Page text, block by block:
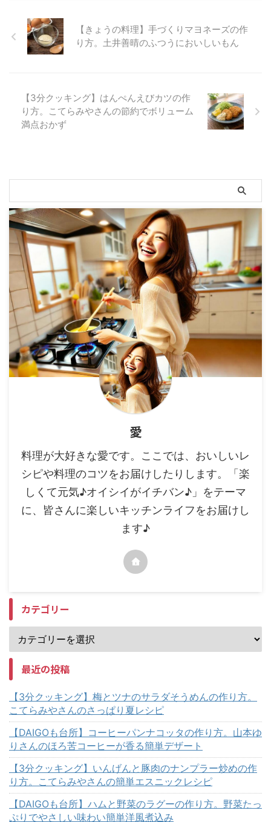
【きょうの料理】手づくりマヨネーズの作
り方。土井善晴のふつうにおいしいもん
【3分クッキング】はんぺんえびカツの作
り方。こてらみやさんの節約でボリューム
満点おかず
愛
料理が大好きな愛です。ここでは、おいしいレ
シピや料理のコツをお届けしたりします。「楽
しくて元気♪オイシイがイチバン♪」をテーマ
に、皆さんに楽しいキッチンライフをお届けし
ます♪
カテゴリー
最近の投稿
【3分クッキング】梅とツナのサラダそうめんの作り方。
こてらみやさんのさっぱり夏レシピ
【DAIGOも台所】コーヒーパンナコッタの作り方。山本ゆ
りさんのほろ苦コーヒーが香る簡単デザート
【3分クッキング】いんげんと豚肉のナンプラー炒めの作
り方。こてらみやさんの簡単エスニックレシピ
【DAIGOも台所】ハムと野菜のラグーの作り方。野菜たっ
ぷりでやさしい味わい簡単洋風煮込み